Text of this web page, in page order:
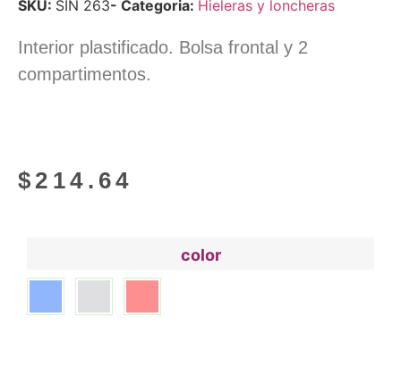
SKU: SIN 263- Categoria: Hieleras y loncheras
Interior plastificado. Bolsa frontal y 2
compartimentos.
$ 214.64
color